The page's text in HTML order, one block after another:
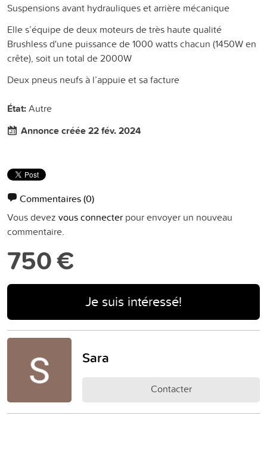
Suspensions avant hydrauliques et arrière mécanique
Elle s’équipe de deux moteurs de très haute qualité
Brushless d'une puissance de 1000 watts chacun (1450W en
crête), soit un total de 2000W
Deux pneus neufs à l’appuie et sa facture
État:Autre
Annonce créée 22 fév. 2024
Commentaires(0)
Vous devez vous connecter pour envoyer un nouveau
commentaire.
750 €
Je suis intéressé!
Sara
Contacter